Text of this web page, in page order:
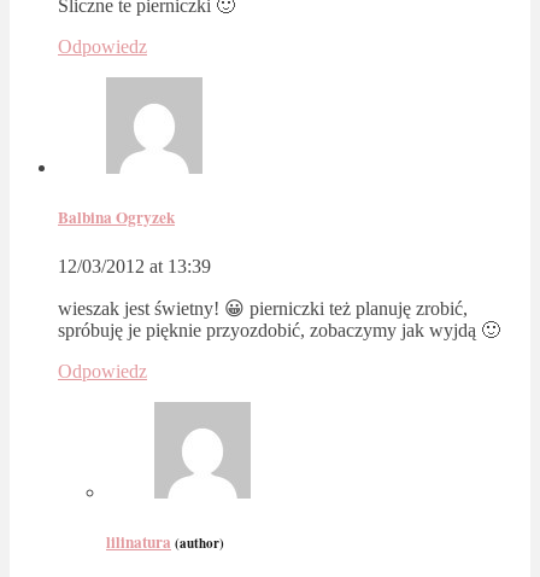
Śliczne te pierniczki 🙂
Odpowiedz
Balbina Ogryzek
12/03/2012 at 13:39
wieszak jest świetny! 😀 pierniczki też planuję zrobić,
spróbuję je pięknie przyozdobić, zobaczymy jak wyjdą 🙂
Odpowiedz
lilinatura (author)